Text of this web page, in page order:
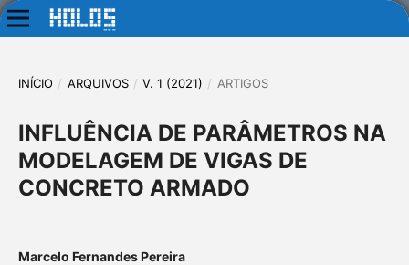
INÍCIO / ARQUIVOS / V. 1 (2021) / ARTIGOS
INFLUÊNCIA DE PARÂMETROS NA
MODELAGEM DE VIGAS DE
CONCRETO ARMADO
Marcelo Fernandes Pereira